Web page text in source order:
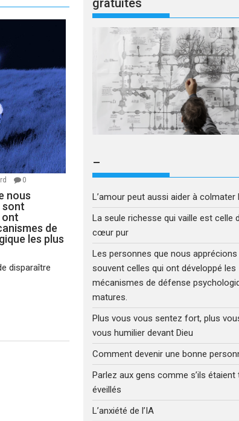
0
nous
sont
ont
de
les plus
disparaître
gratuites
–
L’amour peut aussi aider à colmater
La seule richesse qui vaille est celle
cœur pur
Les personnes que nous
souvent celles qui ont développé les
mécanismes de défense
matures.
Plus vous vous sentez fort, plus
vous humilier devant Dieu
Comment devenir une bonne
Parlez aux gens comme s’ils étaient
éveillés
L’anxiété de l’IA